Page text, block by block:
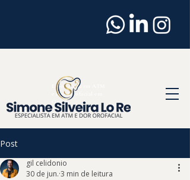
Dentista
Especialista em ATM
e Dor Orofacial em
Osasco
Post
gil celidonio
30 de jun. 3 min de leitura